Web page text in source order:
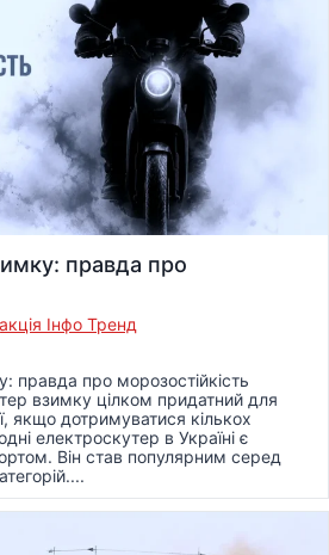
правда про
Інфо Тренд
правда про морозостійкість
взимку цілком придатний для
якщо дотримуватися кількох
електроскутер в Україні є
Він став популярним серед